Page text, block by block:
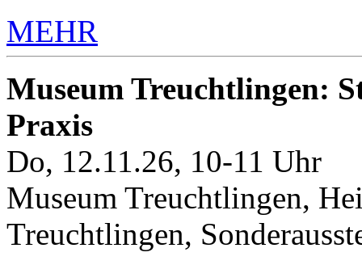
MEHR
Museum Treuchtlingen:
Praxis
Do, 12.11.26, 10-11 Uhr
Museum Treuchtlingen,
Treuchtlingen,